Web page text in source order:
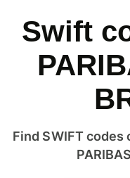
Swift
Find SWIFT